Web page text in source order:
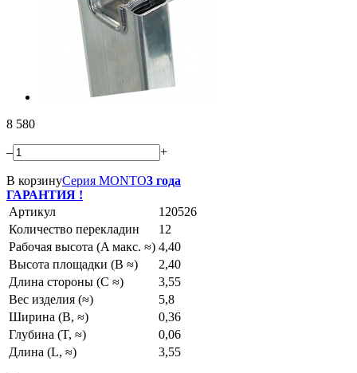
8 580
– +
В корзинуСерия MONTO3 года
ГАРАНТИЯ !
Артикул
120526
Количество перекладин
12
Рабочая высота (A макс. ≈) 4,40
Высота площадки (B ≈)
2,40
Длина стороны (C ≈)
3,55
Вес изделия (≈)
5,8
Ширина (B, ≈)
0,36
Глубина (T, ≈)
0,06
Длина (L, ≈)
3,55